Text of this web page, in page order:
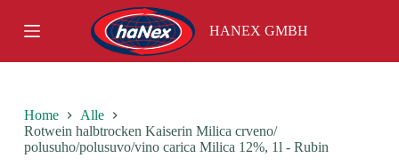
k
p
o
n
HANEX GMBH
Home
Alle
Rotwein halbtrocken Kaiserin Milica crveno/
polusuho/polusuvo/vino carica Milica 12%, 1l - Rubin